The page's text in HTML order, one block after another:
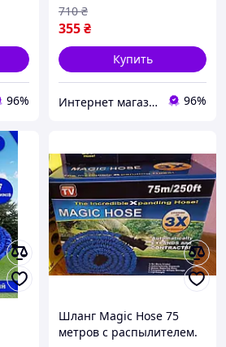
96%
355₴
710 ₴
Купить
Интернет магазин «Tehnos» 🛒 Лучшие цены! 💯 Быстрая отправка! 🚀 96%
Шланг Magic Hose 75
метров с распылителем.